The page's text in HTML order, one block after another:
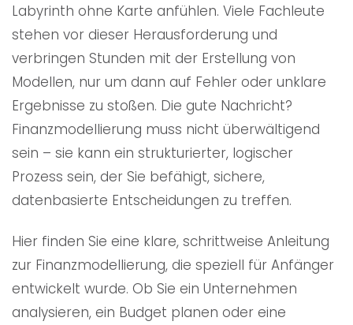
Labyrinth ohne Karte anfühlen. Viele Fachleute
stehen vor dieser Herausforderung und
verbringen Stunden mit der Erstellung von
Modellen, nur um dann auf Fehler oder unklare
Ergebnisse zu stoßen. Die gute Nachricht?
Finanzmodellierung muss nicht überwältigend
sein – sie kann ein strukturierter, logischer
Prozess sein, der Sie befähigt, sichere,
datenbasierte Entscheidungen zu treffen.
Hier finden Sie eine klare, schrittweise Anleitung
zur Finanzmodellierung, die speziell für Anfänger
entwickelt wurde. Ob Sie ein Unternehmen
analysieren, ein Budget planen oder eine